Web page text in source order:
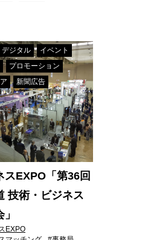
デジタル
イベント
プロモーション
新聞広告
スEXPO「第36回
技術・ビジネス
EXPO